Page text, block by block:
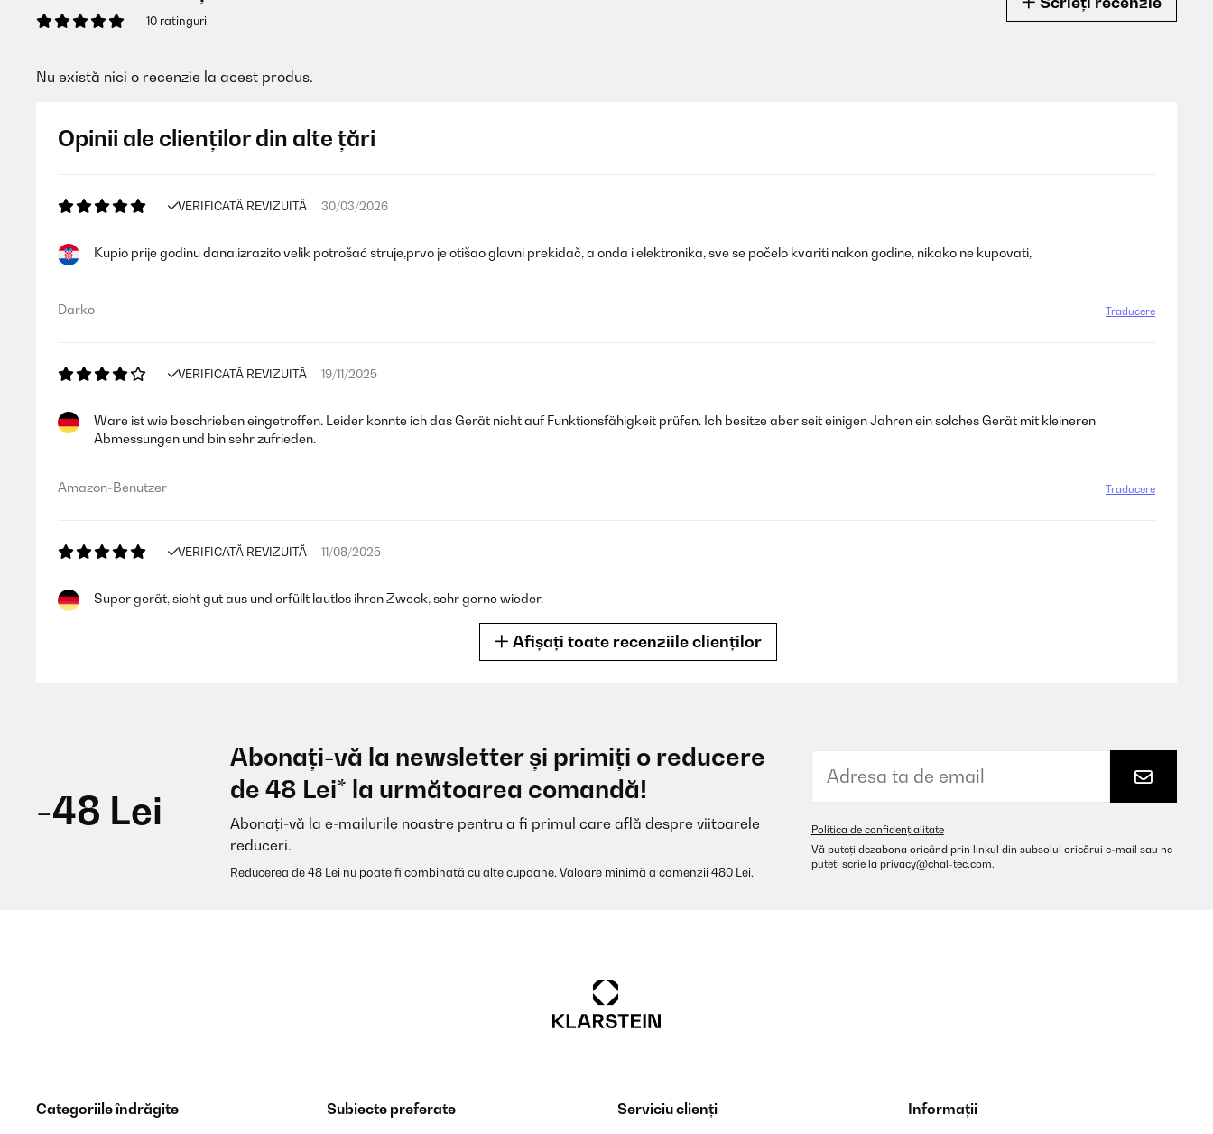
10 ratinguri
Nu există nici o recenzie la acest produs.
Opinii ale clienților din alte țări
VERIFICATĂ REVIZUITĂ 30/03/2026
Kupio prije godinu dana,izrazito velik potrošać struje,prvo je otišao glavni prekidač, a onda i elektronika, sve se počelo kvariti nakon godine, nikako ne kupovati,
Darko Traducere
VERIFICATĂ REVIZUITĂ 19/11/2025
Ware ist wie beschrieben eingetroffen. Leider konnte ich das Gerät nicht auf Funktionsfähigkeit prüfen. Ich besitze aber seit einigen Jahren ein solches Gerät mit kleineren
Abmessungen und bin sehr zufrieden.
Amazon-Benutzer Traducere
VERIFICATĂ REVIZUITĂ 11/08/2025
Super gerät, sieht gut aus und erfüllt lautlos ihren Zweck, sehr gerne wieder.
Really good heater with a lot of functions, I gave it four stars because I think the internal thermostat is a little sensitive still a great choice and hopefully it will be ready to turn on next
Super schnelles Erwärmen des Heizkörpers für 4 Quadratmeter völlig in Ordnung. Bei mehr Quadratmeter würde ich immer besser bemessen.Zb. Bei 16m2 durch 4 wären es vier
Afișați toate recenziile clienților
-48 Lei
Abonați-vă la newsletter și primiți o reducere
de 48 Lei* la următoarea comandă!
Abonați-vă la e-mailurile noastre pentru a fi primul care află despre viitoarele
reduceri.
Reducerea de 48 Lei nu poate fi combinată cu alte cupoane. Valoare minimă a comenzii 480 Lei.
Politica de confidențialitate
Vă puteți dezabona oricând prin linkul din subsolul oricărui e-mail sau ne
puteți scrie la privacy@chal-tec.com.
Categoriile îndrăgite Subiecte preferate Serviciu clienți Informații